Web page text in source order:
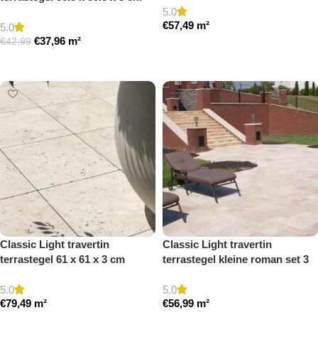
5.0
€42,99 €37,96 m²
5.0
€57,49 m²
Classic Light travertin
terrastegel 61 x 61 x 3 cm
5.0
€79,49 m²
Classic Light travertin
terrastegel kleine roman set 3
5.0
€56,99 m²